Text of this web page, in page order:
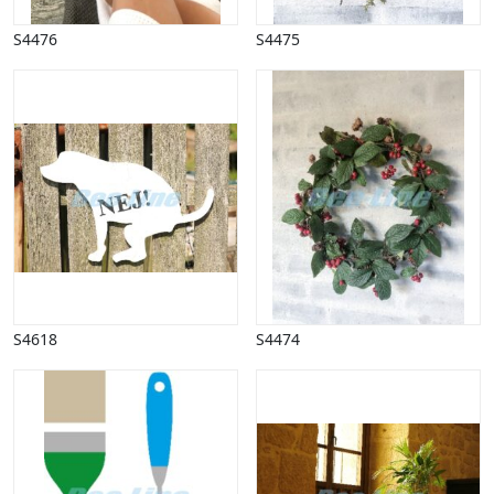
Påske
Penge, finans
Politik, arbejdsmarked
Restauration, hotel
Scenarier
Skibe, både, søfart
Sommer
Spil
Stjernetegn, astrologi
Trafik, færdsel
Udsalg og andre begreber
Underholdning, kultur
S4476 S4475
S4618 S4474